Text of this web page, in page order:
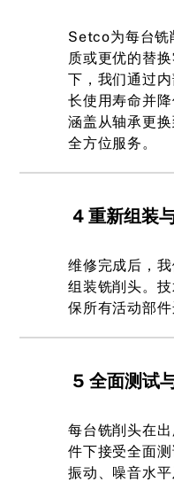
Setco为每台铣
质或更优的替
下，我们通过
长使用寿命并
涵盖从轴承更
全方位服务。
4 重新组装
维修完成后，
组装铣削头。
保所有活动部件
5 全面测试
每台铣削头在
件下接受全面测
振动、噪音水